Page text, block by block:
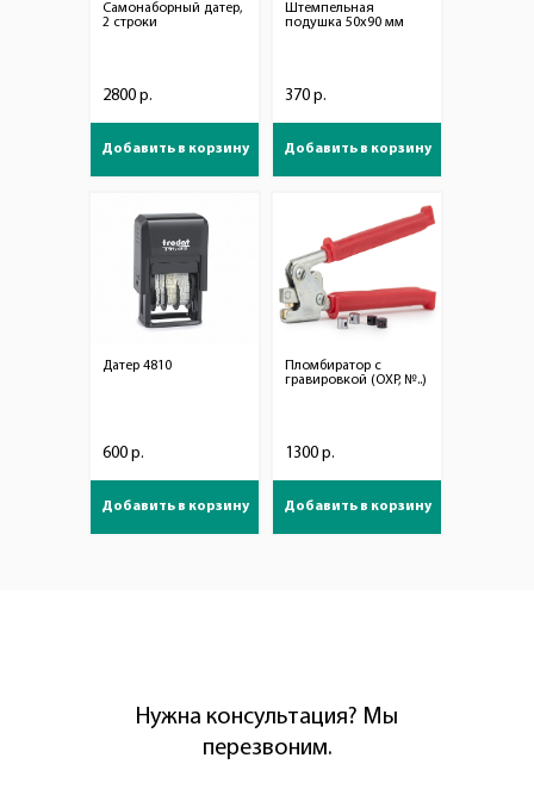
Самонаборный датер,
2 строки
2800 р.
Добавить в корзину
Штемпельная
подушка 50х90 мм
370 р.
Добавить в корзину
Датер 4810
600 р.
Добавить в корзину
Пломбиратор с
гравировкой (ОХР, №..)
1300 р.
Добавить в корзину
Нужна консультация? Мы
перезвоним.